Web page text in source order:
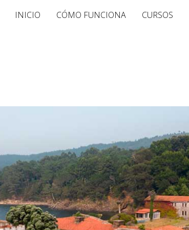
INICIO CÓMO FUNCIONA CURSOS